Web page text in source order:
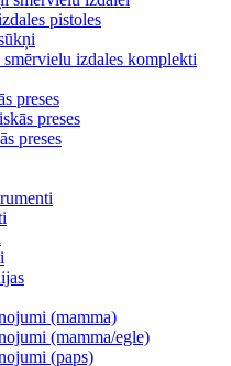
pistoles
smērvielu izdales komplekti
preses
preses
preses
(mamma)
(mamma/egle)
(paps)